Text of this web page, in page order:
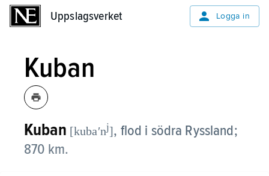
Uppslagsverket Logga in
Kuban
Kuban [kubaʹnj], flod i södra Ryssland;
870 km.